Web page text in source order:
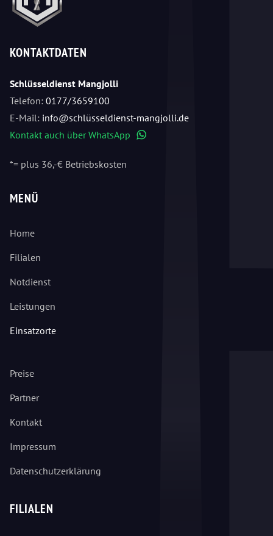
KONTAKTDATEN
Schlüsseldienst Mangjolli
Telefon: 0177/3659100
E-Mail: info@schlüsseldienst-mangjolli.de
Kontakt auch über WhatsApp
*= plus 36,-€ Betriebskosten
MENÜ
Home
Filialen
Notdienst
Leistungen
Einsatzorte
Preise
Partner
Kontakt
Impressum
Datenschutzerklärung
FILIALEN